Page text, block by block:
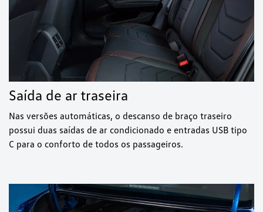
Saída de ar traseira
Nas versões automáticas, o descanso de braço traseiro
possui duas saídas de ar condicionado e entradas USB tipo
C para o conforto de todos os passageiros.